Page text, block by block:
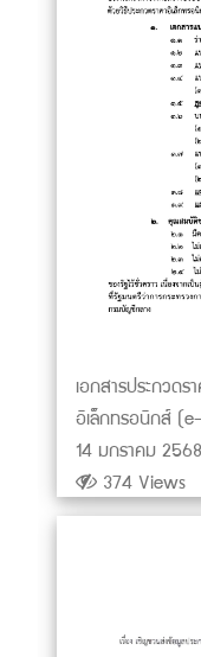
เอกสารประกวดร
อิเล็กทรอนิกส์
14 มกราคม
374 Views